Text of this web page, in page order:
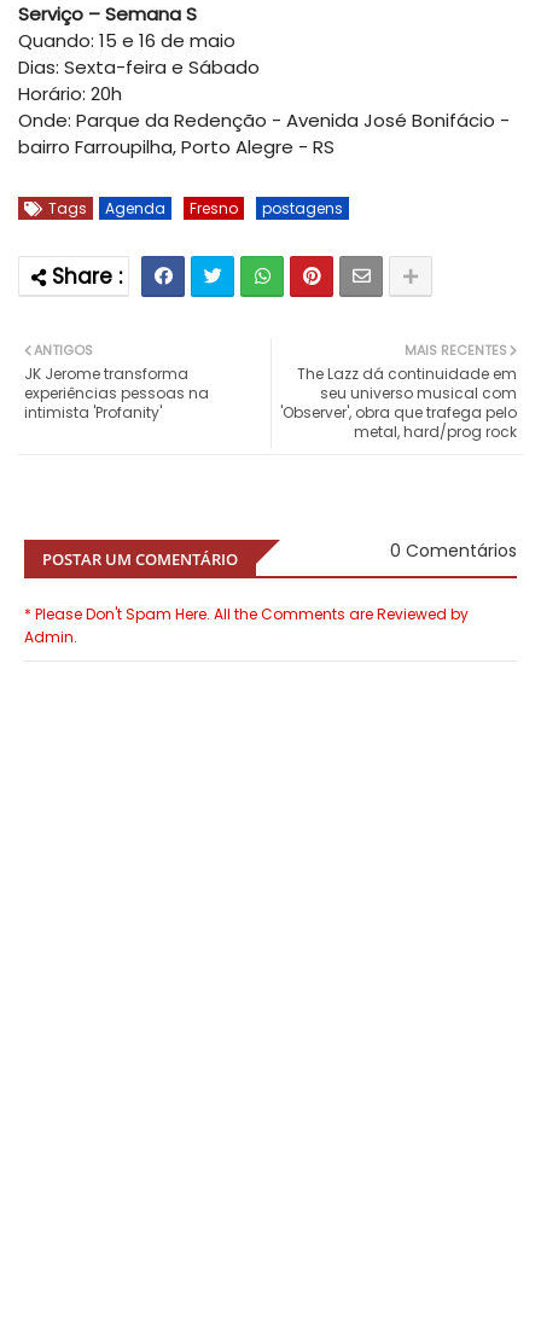
Serviço – Semana S
Quando: 15 e 16 de maio
Dias: Sexta-feira e Sábado
Horário: 20h
Onde: Parque da Redenção - Avenida José Bonifácio -
bairro Farroupilha, Porto Alegre - RS
Tags Agenda Fresno postagens
MAIS RECENTES
The Lazz dá continuidade em
seu universo musical com
'Observer', obra que trafega pelo
metal, hard/prog rock
ANTIGOS
JK Jerome transforma
experiências pessoas na
intimista 'Profanity'
POSTAR UM COMENTÁRIO 0 Comentários
* Please Don't Spam Here. All the Comments are Reviewed by
Admin.